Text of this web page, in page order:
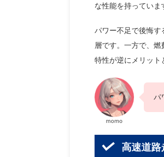
な性能を持っていま
パワー不足で後悔す
層です。一方で、
特性が逆にメリット
momo
パ
高速道路